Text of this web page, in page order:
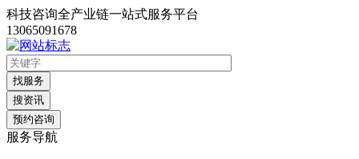
科技咨询全产业链一站式服务平台
13065091678
找服务
搜资讯
预约咨询
服务导航